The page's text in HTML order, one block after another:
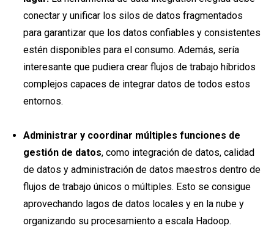
conectar y unificar los silos de datos fragmentados
para garantizar que los datos confiables y consistentes
estén disponibles para el consumo. Además, sería
interesante que pudiera crear flujos de trabajo híbridos
complejos capaces de integrar datos de todos estos
entornos.
Administrar y coordinar múltiples funciones de
gestión de datos, como integración de datos, calidad
de datos y administración de datos maestros dentro de
flujos de trabajo únicos o múltiples. Esto se consigue
aprovechando lagos de datos locales y en la nube y
organizando su procesamiento a escala Hadoop.